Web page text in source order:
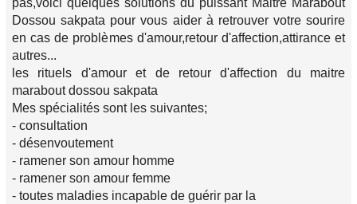
pas,voici quelques solutions du puissant Maitre Marabout
Dossou sakpata pour vous aider à retrouver votre sourire
en cas de problèmes d'amour,retour d'affection,attirance et
autres...
les rituels d'amour et de retour d'affection du maitre
marabout dossou sakpata
Mes spécialités sont les suivantes;
- consultation
- désenvoutement
- ramener son amour homme
- ramener son amour femme
- toutes maladies incapable de guérir par la